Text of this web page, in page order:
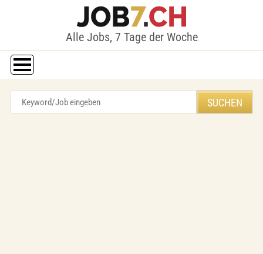
Alle Jobs, 7 Tage der Woche